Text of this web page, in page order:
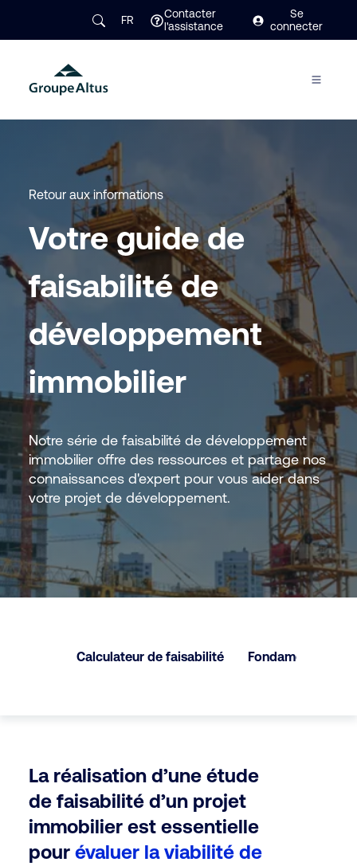
FR
Contacter
l'assistance
Se
connecter
Retour aux informations
Votre guide de
faisabilité de
développement
immobilier
Notre série de faisabilité de développement
immobilier offre des ressources et partage nos
connaissances d'expert pour vous aider dans
votre projet de développement.
Calculateur de faisabilité Fondamentaux
La réalisation d’une étude
de faisabilité d’un projet
immobilier est essentielle
pourévaluer la viabilité de